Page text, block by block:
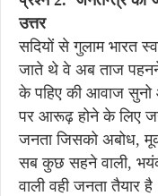
उत्तर
सदियों से गुलाम भारत
जाते थे वे अब ताज
के पहिए की आवाज सुनो
पर आरूढ़ होने के लिए
जनता जिसको अबोध, मूक
सब कुछ सहने वाली,
वाली वही जनता तैयार